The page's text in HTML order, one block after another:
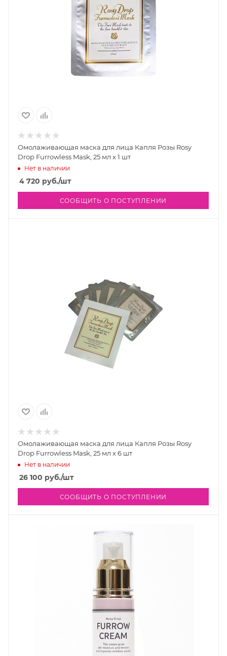
Омолаживающая маска для лица Капля Розы Rosy
Drop Furrowless Mask, 25 мл х 1 шт
Нет в наличии
4 720 руб./шт
СООБЩИТЬ О ПОСТУПЛЕНИИ
Омолаживающая маска для лица Капля Розы Rosy
Drop Furrowless Mask, 25 мл х 6 шт
Нет в наличии
26 100 руб./шт
СООБЩИТЬ О ПОСТУПЛЕНИИ